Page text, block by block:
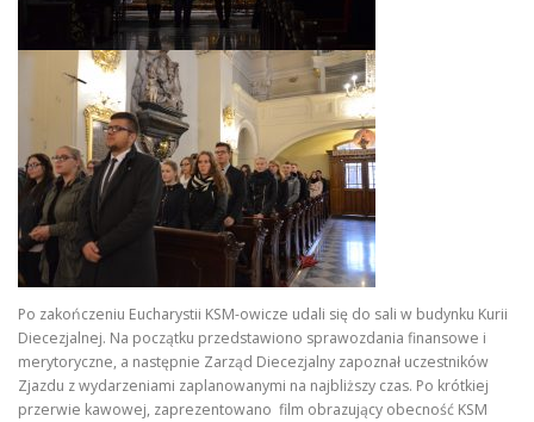
Po zakończeniu Eucharystii KSM-owicze udali się do sali w budynku Kurii
Diecezjalnej. Na początku przedstawiono sprawozdania finansowe i
merytoryczne, a następnie Zarząd Diecezjalny zapoznał uczestników
Zjazdu z wydarzeniami zaplanowanymi na najbliższy czas. Po krótkiej
przerwie kawowej, zaprezentowano film obrazujący obecność KSM